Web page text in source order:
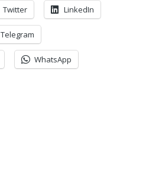
Twitter LinkedIn
Telegram
WhatsApp